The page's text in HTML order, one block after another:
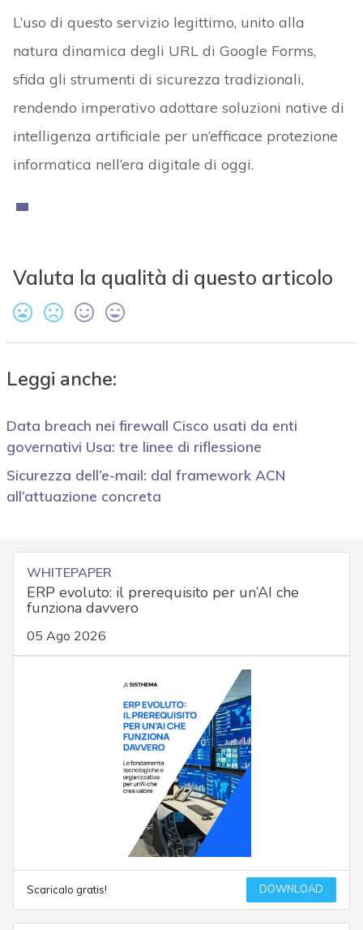
L’uso di questo servizio legittimo, unito alla
natura dinamica degli URL di Google Forms,
sfida gli strumenti di sicurezza tradizionali,
rendendo imperativo adottare soluzioni native di
intelligenza artificiale per un’efficace protezione
informatica nell’era digitale di oggi.
Valuta la qualità di questo articolo
Leggi anche:
Data breach nei firewall Cisco usati da enti
governativi Usa: tre linee di riflessione
Sicurezza dell’e-mail: dal framework ACN
all’attuazione concreta
WHITEPAPER
ERP evoluto: il prerequisito per un’AI che
funziona davvero
05 Ago 2026
Scaricalo gratis! DOWNLOAD